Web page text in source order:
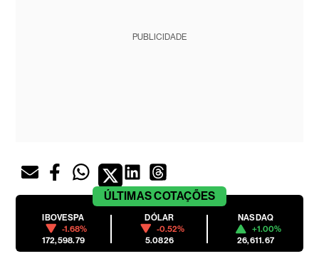
PUBLICIDADE
ÚLTIMASCOTAÇÕES
IBOVESPA
-1.68%
172,598.79
DÓLAR
-0.52%
5.0826
NASDAQ
+1.00%
26,611.67